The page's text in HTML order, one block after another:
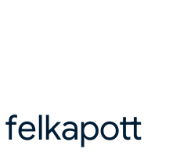
felkapott